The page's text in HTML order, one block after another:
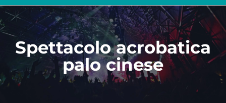
Spettacolo acrobatica
palo cinese